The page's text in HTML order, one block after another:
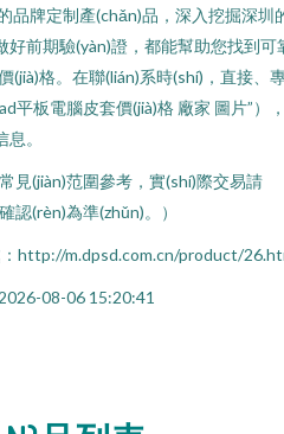
品牌定制產(chǎn)品，深入挖掘深圳
前期驗(yàn)證，都能幫助您找到可
(jià)格。在聯(lián)系時(shí)，直接、
平板電腦皮套價(jià)格 廠家 圖片”）
。
見(jiàn)范圍參考，實(shí)際交易請
認(rèn)為準(zhǔn)。）
http://m.dpsd.com.cn/product/
08-06 15:20:41